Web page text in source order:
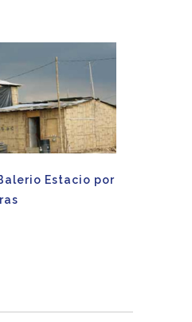
Estacio por